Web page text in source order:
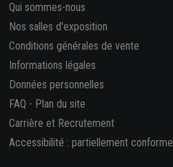
Qui sommes-nous
Nos salles d'exposition
Conditions générales de vente
Informations légales
Données personnelles
FAQ - Plan du site
Carrière et Recrutement
Accessibilité : partiellement conforme